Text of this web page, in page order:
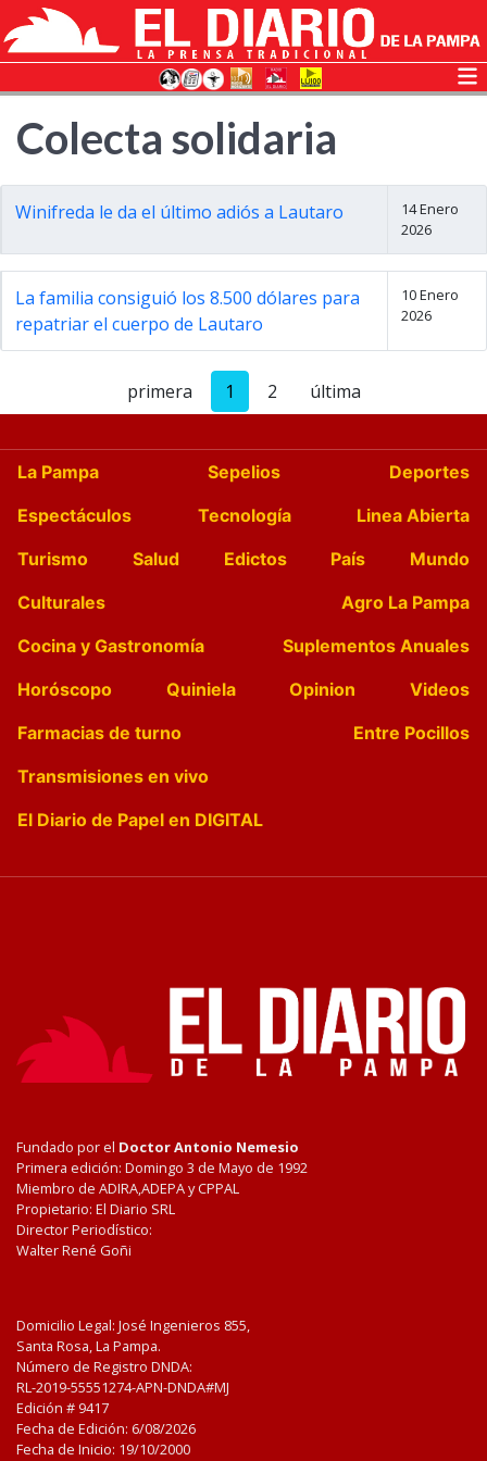
Colecta solidaria
Winifreda le da el último adiós a Lautaro
14 Enero
2026
La familia consiguió los 8.500 dólares para
repatriar el cuerpo de Lautaro
10 Enero
2026
primera 1 2 última
La Pampa Sepelios
Deportes
Espectáculos
Tecnología
Linea Abierta
Turismo
Salud Edictos País
Mundo
Culturales
Agro La Pampa
Cocina y Gastronomía
Suplementos Anuales
Horóscopo
Quiniela Opinion
Videos
Farmacias de turno
Entre Pocillos
Transmisiones en vivo
El Diario de Papel en DIGITAL
Fundado por el Doctor Antonio Nemesio
Primera edición: Domingo 3 de Mayo de 1992
Miembro de ADIRA,ADEPA y CPPAL
Propietario: El Diario SRL
Director Periodístico:
Walter René Goñi
Domicilio Legal: José Ingenieros 855,
Santa Rosa, La Pampa.
Número de Registro DNDA:
RL-2019-55551274-APN-DNDA#MJ
Edición # 9417
Fecha de Edición: 6/08/2026
Fecha de Inicio: 19/10/2000